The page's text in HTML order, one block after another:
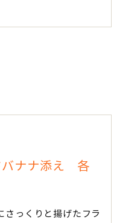
バナナ添え 各
さっくりと揚げたフラ